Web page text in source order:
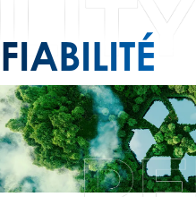
FIABILITÉ